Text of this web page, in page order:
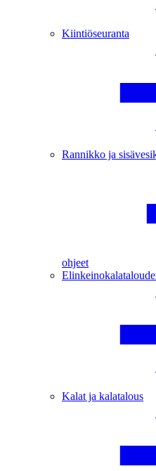
Kiintiöseuranta
Rannikko ja
ohjeet
Kalat ja kalatalous